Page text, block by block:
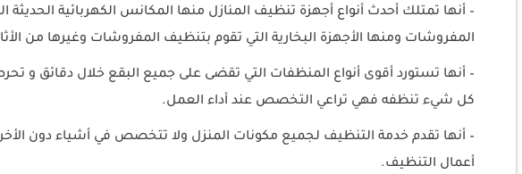
– أنها تمتلك أحدث أنواع أجهزة تنظيف المنازل منها المكانس الكهربائية
المفروشات ومنها الأجهزة البخارية التي تقوم بتنظيف المفروشات وغيرها من
– أنها تستورد أقوى أنواع المنظفات التي تقضى على جميع البقع خلال دقائق و
كل شيء تنظفه فهي تراعي التخصص عند أداء العمل.
– أنها تقدم خدمة التنظيف لجميع مكونات المنزل ولا تتخصص في أشياء دون
أعمال التنظيف.